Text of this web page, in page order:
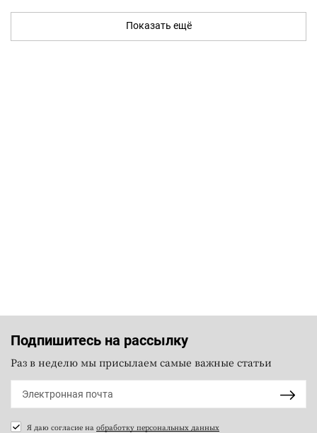
Показать ещё
Подпишитесь на рассылку
Раз в неделю мы присылаем самые важные статьи
Я даю согласие на обработку персональных данных